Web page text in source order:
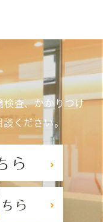
検査、かかりつけ
ください。